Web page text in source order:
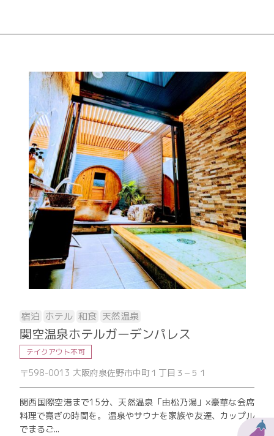
宿泊 ホテル 和食 天然温泉
関空温泉ホテルガーデンパレス
テイクアウト不可
〒598-0013 大阪府泉佐野市中町１丁目３−５１
関西国際空港まで15分、天然温泉「由松乃湯」×豪華な会席
料理で寛ぎの時間を。 温泉やサウナを家族や友達、カップル
でまるご...